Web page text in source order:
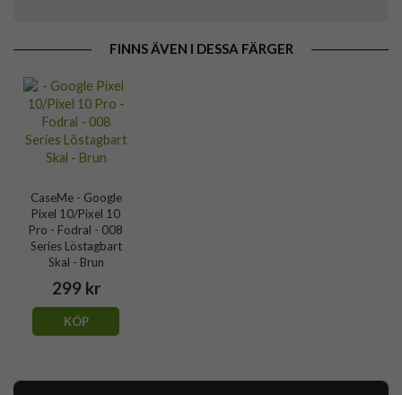
FINNS ÄVEN I DESSA FÄRGER
CaseMe - Google
Pixel 10/Pixel 10
Pro - Fodral - 008
Series Löstagbart
Skal - Brun
299 kr
KÖP